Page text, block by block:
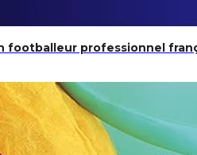
footballeur professionnel